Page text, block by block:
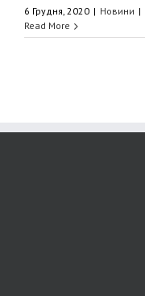
6 Грудня, 2020 | Новини |
Read More